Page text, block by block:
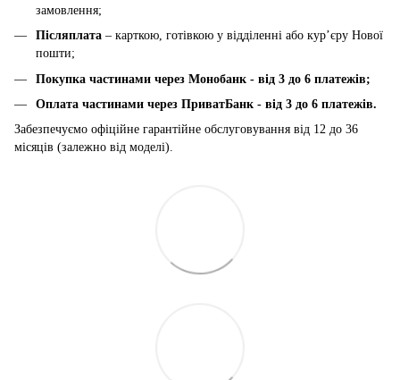
замовлення;
Післяплата – карткою, готівкою у відділенні або курʼєру Нової
пошти;
Покупка частинами через Монобанк - від 3 до 6 платежів;
Оплата частинами через ПриватБанк - від 3 до 6 платежів.
Забезпечуємо офіційне гарантійне обслуговування від 12 до 36
місяців (залежно від моделі).